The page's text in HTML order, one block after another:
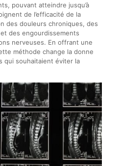
pouvant atteindre jusqu’à
de l’efficacité de la
des douleurs chroniques, des
des engourdissements
nerveuses. En offrant une
méthode change la donne
qui souhaitaient éviter la